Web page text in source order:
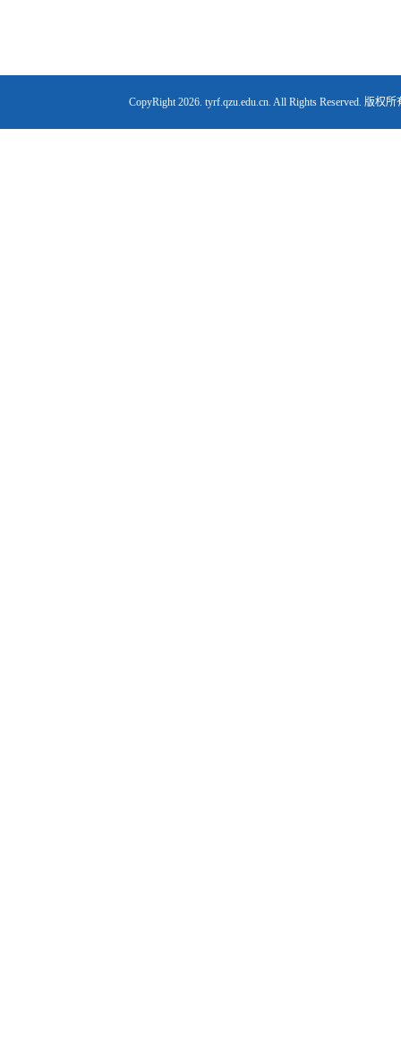
CopyRight2026. tyrf.qzu.edu.cn. All Rights Reserved. 版